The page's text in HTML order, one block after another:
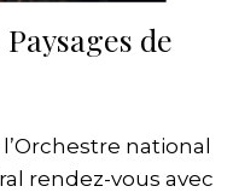
de
l’Orchestre national
rendez-vous avec